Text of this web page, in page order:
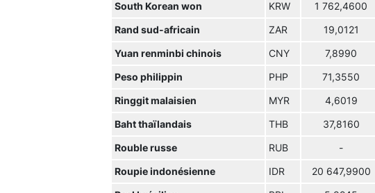
South Korean won KRW 1 762,4600
Rand sud-africain ZAR 19,0121
Yuan renminbi chinois CNY 7,8990
Peso philippin PHP 71,3550
Ringgit malaisien MYR 4,6019
Baht thaïlandais THB 37,8160
Rouble russe RUB -
Roupie indonésienne IDR 20 647,9900